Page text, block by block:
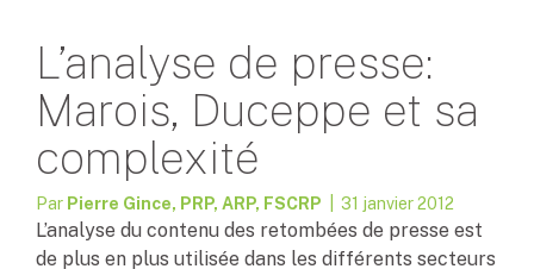
L’analyse de presse:
Marois, Duceppe et sa
complexité
Par Pierre Gince, PRP, ARP, FSCRP | 31 janvier 2012
L’analyse du contenu des retombées de presse est
de plus en plus utilisée dans les différents secteurs